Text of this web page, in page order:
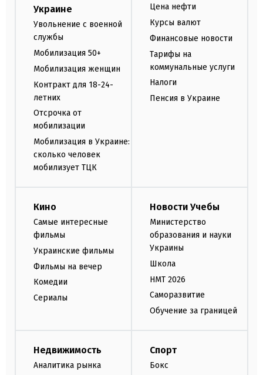
Украине
Увольнение с военной
службы
Мобилизация 50+
Мобилизация женщин
Контракт для 18-24-
летних
Отсрочка от
мобилизации
Мобилизация в Украине:
сколько человек
мобилизует ТЦК
Цена нефти
Курсы валют
Финансовые новости
Тарифы на
коммунальные услуги
Налоги
Пенсия в Украине
Кино
Самые интересные
фильмы
Украинские фильмы
Фильмы на вечер
Комедии
Сериалы
Новости Учебы
Министерство
образования и науки
Украины
Школа
НМТ 2026
Саморазвитие
Обучение за границей
Недвижимость
Аналитика рынка
Спорт
Бокс